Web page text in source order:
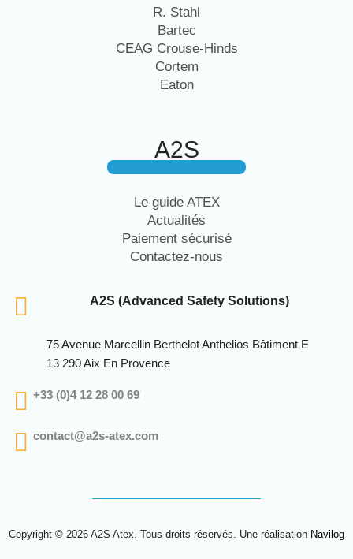
R. Stahl
Bartec
CEAG Crouse-Hinds
Cortem
Eaton
A2S
Le guide ATEX
Actualités
Paiement sécurisé
Contactez-nous
A2S (Advanced Safety Solutions)
75 Avenue Marcellin Berthelot Anthelios Bâtiment E
13 290 Aix En Provence
+33 (0)4 12 28 00 69
contact@a2s-atex.com
Copyright © 2026 A2S Atex. Tous droits réservés. Une réalisation Navilog